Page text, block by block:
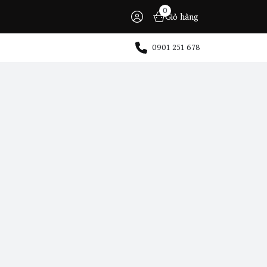
0
Giỏ hàng
0901 251 678